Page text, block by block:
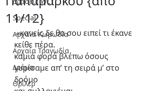
Special
Αρχαία Κωμωδία
Αρχαία Τραγωδία
Δράμα
Θρίλερ
11/12}
«κανείς δε θα σου ειπεί τι έκανε
κείθε πέρα.
καμιά φορά βλέπω όσους
γυρίσαμε απ’ τη σειρά μ’ στο
δρόμο